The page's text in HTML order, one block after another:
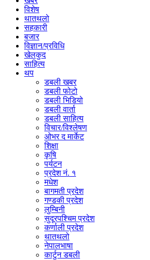
विशेष
थातथलो
सहकारी
बजार
विज्ञान/प्रविधि
खेलकुद
साहित्य
थप
डबली खबर
डबली फोटो
डबली भिडियो
डबली वार्ता
डबली साहित्य
विचार/विश्‍लेषण
ओभर द मार्केट
शिक्षा
कृषि
पर्यटन
प्रदेश नं. १
मधेश
बागमती प्रदेश
गण्डकी प्रदेश
लुम्बिनी
सुदूरपश्चिम प्रदेश
कर्णाली प्रदेश
थातथलो
नेपालभाषा
कार्टुन डबली